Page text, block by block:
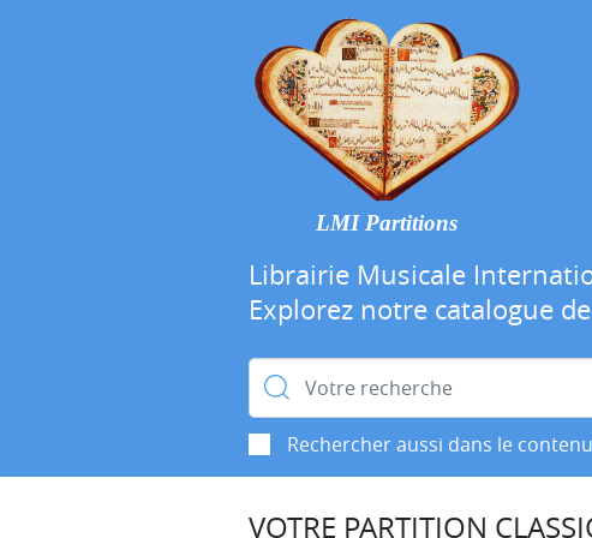
LMI Partitions
Librairie Musicale
Explorez notre catalogue de
Rechercher :
Rechercher aussi dans le
VOTRE PARTITION